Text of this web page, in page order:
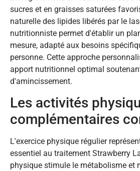
sucres et en graisses saturées
naturelle des lipides libérés par le
nutritionniste permet d'établir un
mesure, adapté aux besoins
personne. Cette approche
apport nutritionnel optimal
d'amincissement.
Les activités
complémentaires
L'exercice physique régulier
essentiel au traitement Strawberry
physique stimule le métabolisme et